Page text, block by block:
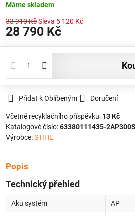
Máme skladem
33 910 KčSleva 5 120 Kč
28 790 Kč
Přidat k Oblíbeným Doručení
Včetně recyklačního příspěvku: 13 Kč
Katalogové číslo:63380111435-
Výrobce:STIHL
Popis
Technický přehled
Aku systém AP